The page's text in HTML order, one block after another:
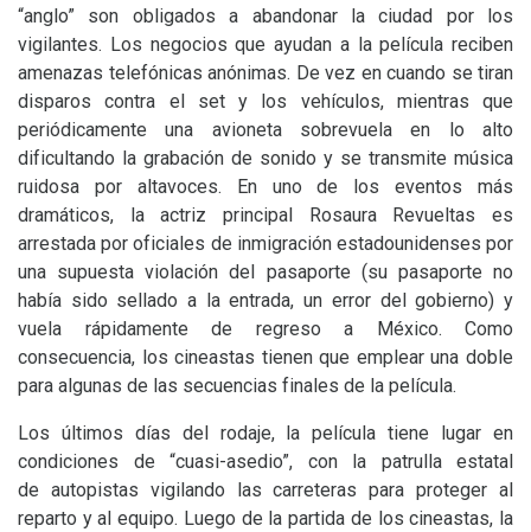
“anglo” son obligados a abandonar la ciudad por los
vigilantes. Los negocios que ayudan a la película reciben
amenazas telefónicas anónimas. De vez en cuando se tiran
disparos contra el set y los vehículos, mientras que
periódicamente una avioneta sobrevuela en lo alto
dificultando la grabación de sonido y se transmite música
ruidosa por altavoces. En uno de los eventos más
dramáticos, la actriz principal Rosaura Revueltas es
arrestada por oficiales de inmigración estadounidenses por
una supuesta violación del pasaporte (su pasaporte no
había sido sellado a la entrada, un error del gobierno) y
vuela rápidamente de regreso a México. Como
consecuencia, los cineastas tienen que emplear una doble
para algunas de las secuencias finales de la película.
Los últimos días del rodaje, la película tiene lugar en
condiciones de “cuasi-asedio”, con la patrulla estatal
de autopistas vigilando las carreteras para proteger al
reparto y al equipo. Luego de la partida de los cineastas, la